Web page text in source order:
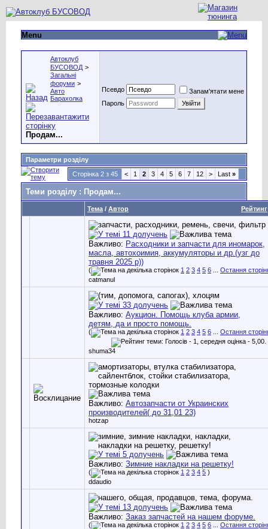
Menu
Автоклуб
БУСОВОД >
Загальні
форуми >
Авто
Барахолка
Продам...
Псевдо
Запам'ятати мене
Пароль
Параметри розділу
Сторінка 2 з 45
< 1 2 3 4 5 6 7 12 > Last »
Теми розділу : Продам...
Рейтинг
Тема / Автор
Важливо: Расходники и запчасти для иномарок,
масла, автохоимия, аккумуляторы и др.(узг до
травня 2025 р))
( 1 2 3 4 5 6
Остання
catmanul
Важливо: Аукцион. Помощь клуба армии,
детям, да и просто помощь.
( 1 2 3 4 5 6 Остання
shuma34
Важливо: Автозапчасти от Украинских
производителей( до 31,01 23)
hotzap
Важливо: Зимние накладки на решетку!
( 1 2 3 4 5 )
ddaudio
Важливо: Заказ запчастей на нашем форуме.
( 1 2 3 4 5 6
Остання